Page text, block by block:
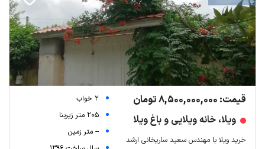
قیمت: 8,500,000,000 تومان
ویلا، خانه ویلایی و باغ ویلا
خرید ویلا با مهندس سعید ساریخانی ارشد
2 خواب
205 متر زیربنا
-- متر زمین